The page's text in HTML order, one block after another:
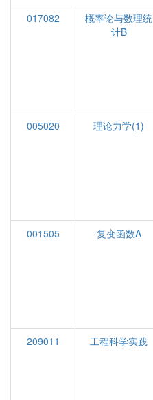
017082
概率论与数理统
计B
005020
理论力学(1)
001505
复变函数A
209011
工程科学实践